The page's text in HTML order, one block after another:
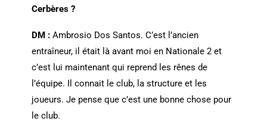
Cerbères ?
DM :Ambrosio Dos Santos. C’est l’ancien
entraîneur, il était là avant moi en Nationale 2 et
c’est lui maintenant qui reprend les rênes de
l’équipe. Il connait le club, la structure et les
joueurs. Je pense que c’est une bonne chose pour
le club.